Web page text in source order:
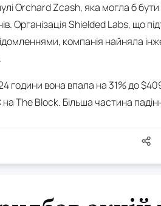
Orchard Zcash, яка могла б бути
Організація Shielded Labs, що
компанія найняла
години вона впала на 31% до
The Block. Більша частина